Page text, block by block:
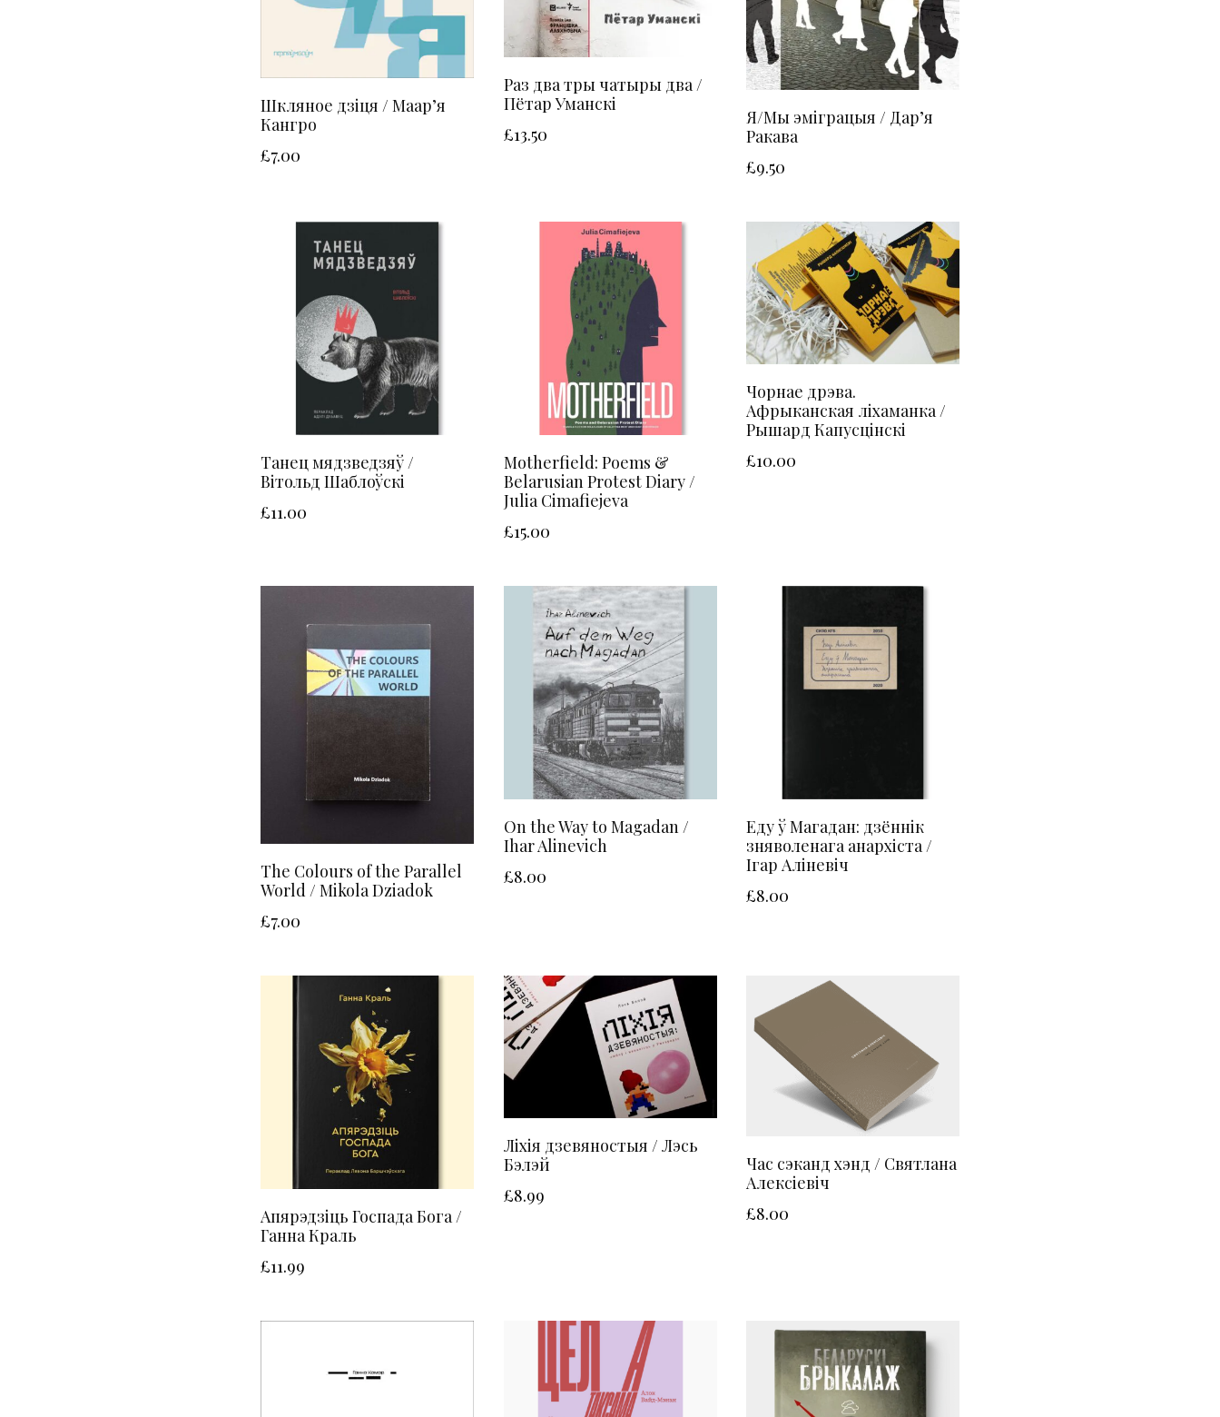
Шкляное дзіця / Маар’я
Кангро
£7.00
Раз два тры чатыры два /
Пётар Уманскі
£13.50
Я/Мы эміграцыя / Дар’я
Ракава
£9.50
Танец мядзведзяў /
Вітольд Шаблоўскі
£11.00
Motherfield: Poems &
Belarusian Protest Diary /
Julia Cimafiejeva
£15.00
Чорнае дрэва.
Афрыканская ліхаманка /
Рышард Капусцінскі
£10.00
The Colours of the Parallel
World / Mikola Dziadok
£7.00
On the Way to Magadan /
Ihar Alinevich
£8.00
Еду ў Магадан: дзённік
зняволенага анархіста /
Ігар Аліневіч
£8.00
Апярэдзіць Госпада Бога /
Ганна Краль
£11.99
Ліхія дзевяностыя / Лэсь
Бэлэй
£8.99
Час сэканд хэнд / Святлана
Алексіевіч
£8.00